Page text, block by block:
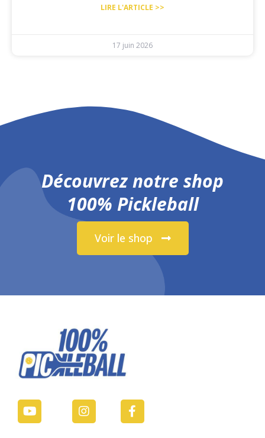
LIRE L'ARTICLE >>
17 juin 2026
Découvrez notre shop
100% Pickleball
Voir le shop